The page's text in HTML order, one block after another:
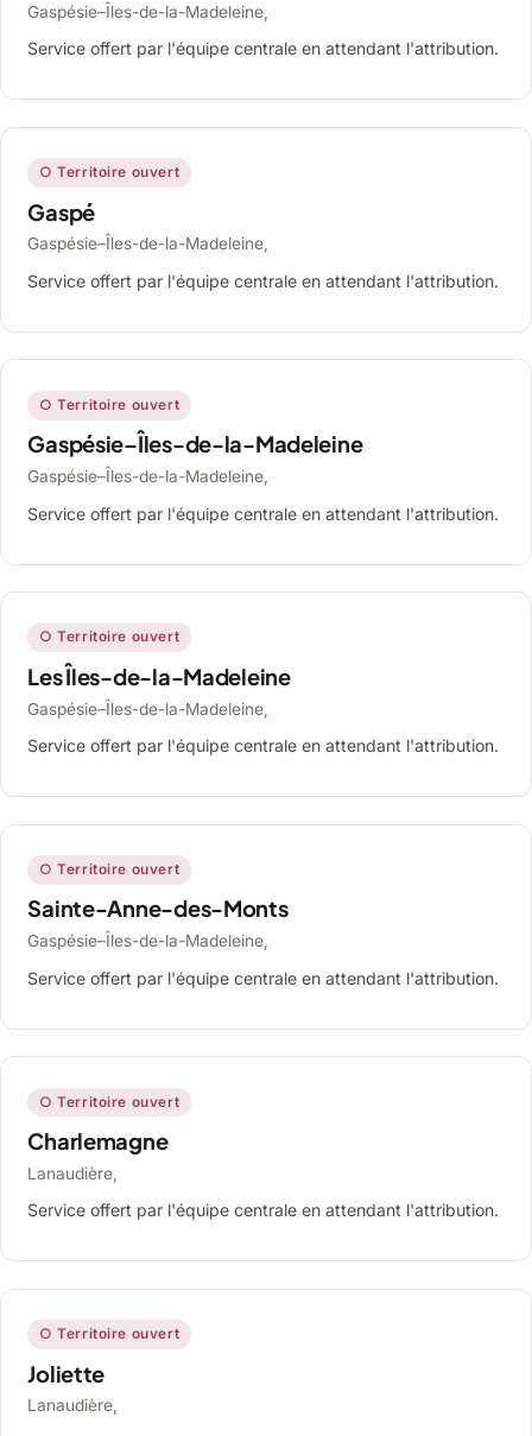
Gaspésie–Îles-de-la-Madeleine,
Service offert par l'équipe centrale en attendant l'attribution.
○ Territoire ouvert
Gaspé
Gaspésie–Îles-de-la-Madeleine,
Service offert par l'équipe centrale en attendant l'attribution.
○ Territoire ouvert
Gaspésie–Îles-de-la-Madeleine
Gaspésie–Îles-de-la-Madeleine,
Service offert par l'équipe centrale en attendant l'attribution.
○ Territoire ouvert
Les Îles-de-la-Madeleine
Gaspésie–Îles-de-la-Madeleine,
Service offert par l'équipe centrale en attendant l'attribution.
○ Territoire ouvert
Sainte-Anne-des-Monts
Gaspésie–Îles-de-la-Madeleine,
Service offert par l'équipe centrale en attendant l'attribution.
○ Territoire ouvert
Charlemagne
Lanaudière,
Service offert par l'équipe centrale en attendant l'attribution.
○ Territoire ouvert
Joliette
Lanaudière,